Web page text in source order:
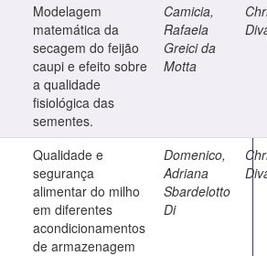
Modelagem
matemática da
secagem do feijão
caupi e efeito sobre
a qualidade
fisiológica das
sementes.
Camicia,
Rafaela
Greici da
Motta
Qualidade e
segurança
alimentar do milho
em diferentes
acondicionamentos
de armazenagem
Domenico,
Adriana
Sbardelotto
Di